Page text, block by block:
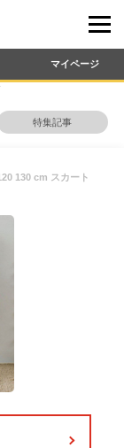
マイページ
特集記事
130 cm スカート